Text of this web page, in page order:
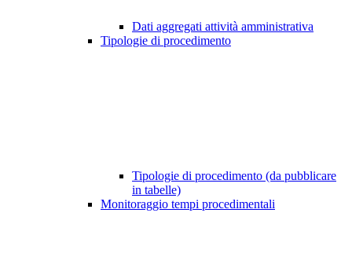
Dati aggregati attività amministrativa
Tipologie di procedimento
Tipologie di procedimento (da pubblicare
in tabelle)
Monitoraggio tempi procedimentali